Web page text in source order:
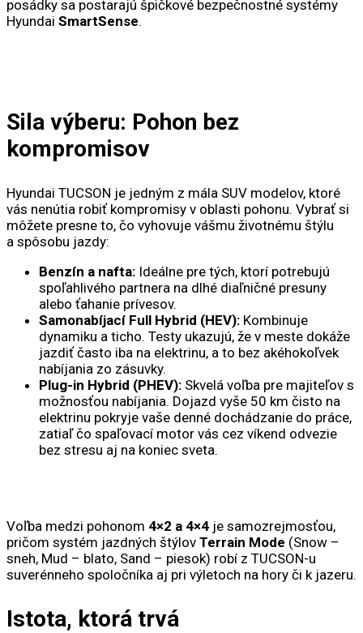
posádky sa postarajú špičkové bezpečnostné systémy
Hyundai SmartSense.
Sila výberu: Pohon bez
kompromisov
Hyundai TUCSON je jedným z mála SUV modelov, ktoré
vás nenútia robiť kompromisy v oblasti pohonu. Vybrať si
môžete presne to, čo vyhovuje vášmu životnému štýlu
a spôsobu jazdy:
Benzín a nafta: Ideálne pre tých, ktorí potrebujú
spoľahlivého partnera na dlhé diaľničné presuny
alebo ťahanie prívesov.
Samonabíjací Full Hybrid (HEV): Kombinuje
dynamiku a ticho. Testy ukazujú, že v meste dokáže
jazdiť často iba na elektrinu, a to bez akéhokoľvek
nabíjania zo zásuvky.
Plug-in Hybrid (PHEV): Skvelá voľba pre majiteľov s
možnosťou nabíjania. Dojazd vyše 50 km čisto na
elektrinu pokryje vaše denné dochádzanie do práce,
zatiaľ čo spaľovací motor vás cez víkend odvezie
bez stresu aj na koniec sveta.
Voľba medzi pohonom 4×2 a 4×4 je samozrejmosťou,
pričom systém jazdných štýlov Terrain Mode (Snow –
sneh, Mud – blato, Sand – piesok) robí z TUCSON-u
suverénneho spoločníka aj pri výletoch na hory či k jazeru.
Istota, ktorá trvá